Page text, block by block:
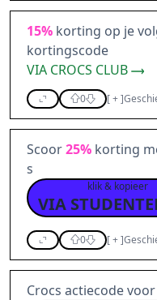
15% korting op je
kortingscode
VIA CROCS CLUB
0 [+]
Scoor25% korting
s
klik & kopieer
0 [+]
Crocs actiecode voor